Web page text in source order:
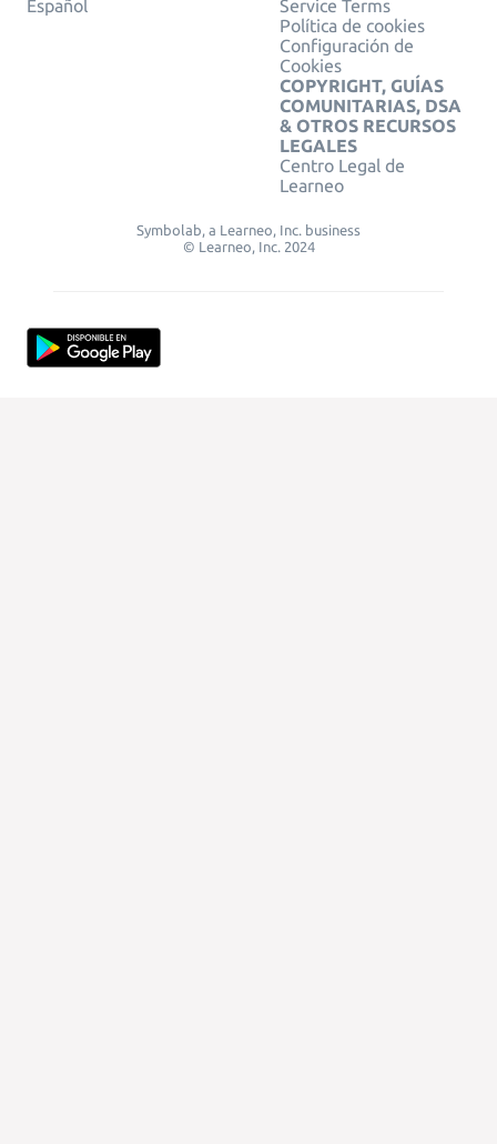
Español
Service Terms
Política de cookies
Configuración de
Cookies
COPYRIGHT, GUÍAS
COMUNITARIAS, DSA
& OTROS RECURSOS
LEGALES
Centro Legal de
Learneo
Symbolab, a Learneo, Inc. business
© Learneo, Inc. 2024